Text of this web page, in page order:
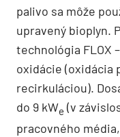
palivo sa môže
upravený bioplyn.
technológia FLOX
oxidácie (oxidácia
recirkuláciou).
do 9 kWe (v
pracovného